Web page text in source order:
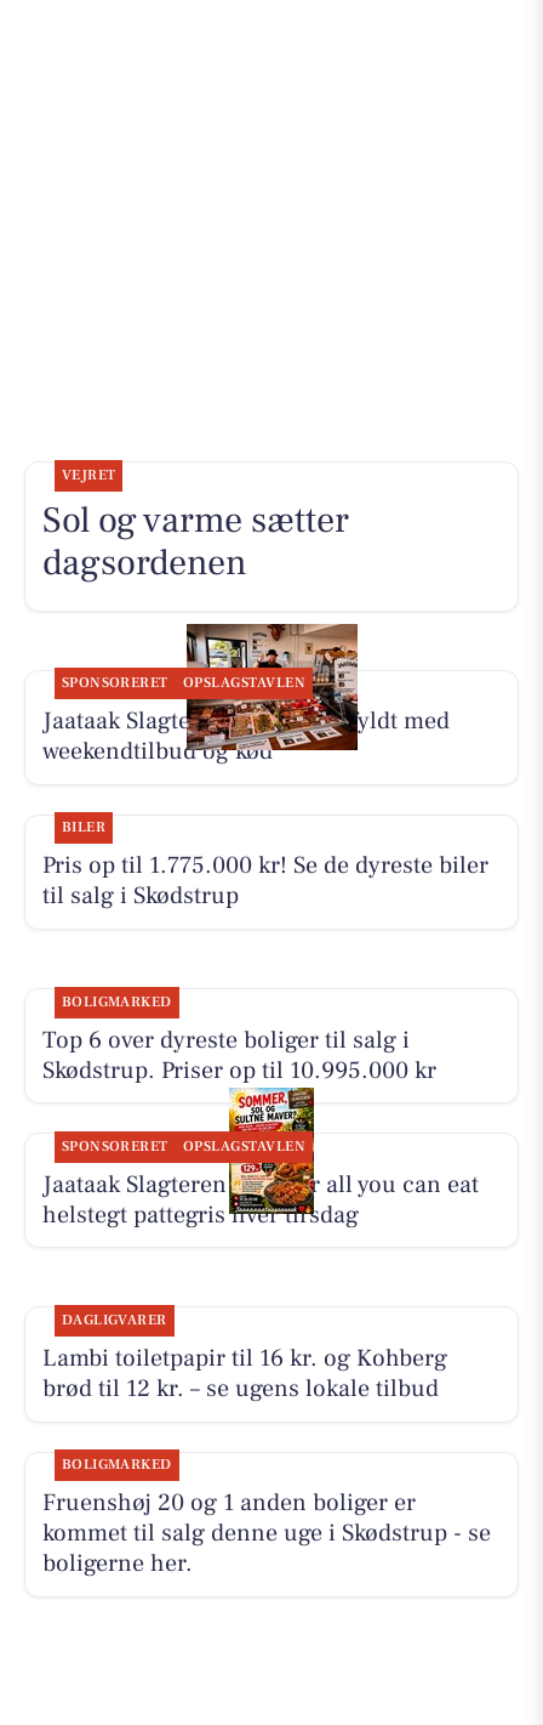
VEJRET
Sol og varme sætter
dagsordenen
SPONSORERET OPSLAGSTAVLEN
Jaataak Slagteren har disken fyldt med
weekendtilbud og kød
BILER
Pris op til 1.775.000 kr! Se de dyreste biler
til salg i Skødstrup
BOLIGMARKED
Top 6 over dyreste boliger til salg i
Skødstrup. Priser op til 10.995.000 kr
SPONSORERET OPSLAGSTAVLEN
Jaataak Slagteren serverer all you can eat
helstegt pattegris hver tirsdag
DAGLIGVARER
Lambi toiletpapir til 16 kr. og Kohberg
brød til 12 kr. – se ugens lokale tilbud
BOLIGMARKED
Fruenshøj 20 og 1 anden boliger er
kommet til salg denne uge i Skødstrup - se
boligerne her.